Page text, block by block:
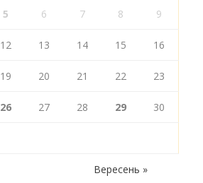
5 6 7 8 9
12 13 14 15 16
19 20 21 22 23
26 27 28 29 30
Вересень »